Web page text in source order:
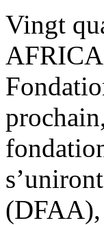
Vingt
AFRICA
(DFAA),